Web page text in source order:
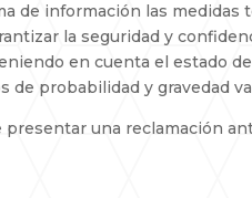
de información las
la seguridad y
en cuenta el estado
probabilidad y gravedad
una reclamación